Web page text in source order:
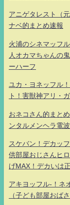
アニゲタレスト（
ナベ的まとめ速報
火浦のシネマッフ
人オカマちゃんの
ーハーフ
ユカ・ヨネッフル
ト！害獣神アリ・
おネコさん的まと
ンタルメンヘラ電
スケバン！デカッ
供部屋おじさんヒ
げMAX！デカいは
アキヨッフル-！ネ
（子ども部屋おば